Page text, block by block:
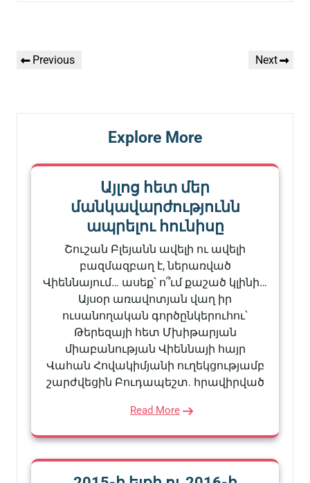
նավարկումը
Previous
Previous
Next
Next
Explore More
Այլոց հետ մեր
մանկավարժությունն
ապրելու հունիսը
Շուշան Բլեյանն ավելի ու ավելի
բազմազբաղ է, ներառված
Վիեննայում… ասեք՝ ո՞ւմ քաշած կլինի…
Այսօր առավոտյան վաղ իր
ուսանողական գործընկերուհու՝
Թերեզայի հետ Մխիթարյան
միաբանության Վիեննայի հայր
Վահան Հովակիմյանի ուղեկցությամբ
շարժվեցին Բուդապեշտ. հրավիրված
Read More